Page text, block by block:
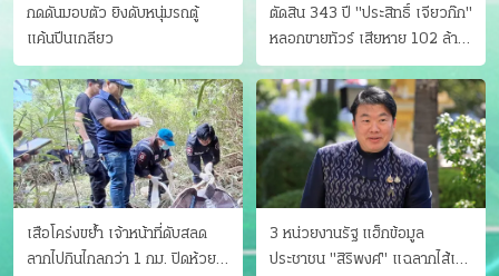
กดดันมอบตัว ยิงดับหนุ่มรถตู้
แค้นปีนเกลียว
ตัดสิน 343 ปี "ประสิทธิ์ เจียวก๊ก"
หลอกขายทัวร์ เสียหาย 102 ล้าน
มีเหยื่อ 173 คน
เสือโคร่งขย้ำ เจ้าหน้าที่ดับสลด
ลากไปกินไกลกว่า 1 กม. ปิดห้วย
3 หน่วยงานรัฐ แฮ็กข้อมูล
ประชาชน "สิริพงศ์" แฉลากไส้เอง